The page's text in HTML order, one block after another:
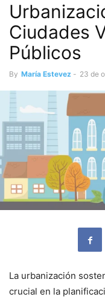
Ciudades
Públicos
By María Estevez - 23 de
La urbanización
crucial en la